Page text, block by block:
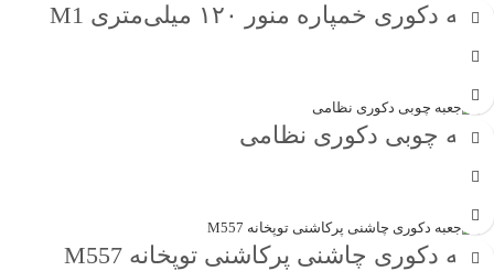
جعبه دکوری خمپاره منور ۱۲۰ میلی‌متری M1
جعبه چوبی دکوری نظامی
جعبه دکوری چاشنی پرکاشنی توپخانه M557